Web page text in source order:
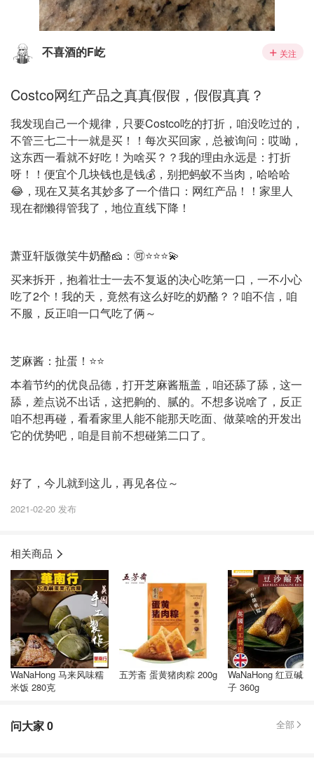
不喜酒的F屹 关注
Costco网红产品之真真假假，假假真真？
我发现自己一个规律，只要Costco吃的打折，咱没吃过的，
不管三七二十一就是买！！每次买回家，总被询问：哎呦，
这东西一看就不好吃！为啥买？？我的理由永远是：打折
呀！！便宜个几块钱也是钱💰，别把蚂蚁不当肉，哈哈哈
😂，现在又莫名其妙多了一个借口：网红产品！！家里人
现在都懒得管我了，地位直线下降！
萧亚轩版微笑牛奶酪🧀️：🉑️⭐️⭐️⭐️💫
买来拆开，抱着壮士一去不复返的决心吃第一口，一不小心
吃了2个！我的天，竟然有这么好吃的奶酪？？咱不信，咱
不服，反正咱一口气吃了俩～
芝麻酱：扯蛋！⭐️⭐️
本着节约的优良品德，打开芝麻酱瓶盖，咱还舔了舔，这一
舔，差点说不出话，这把齁的、腻的。不想多说啥了，反正
咱不想再碰，看看家里人能不能那天吃面、做菜啥的开发出
它的优势吧，咱是目前不想碰第二口了。
好了，今儿就到这儿，再见各位～
2021-02-20 发布
相关商品
WaNaHong 马来风味糯
米饭 280克
五芳斋 蛋黄猪肉粽 200g
WaNaHong 红豆碱水粽
子 360g
问大家0 全部